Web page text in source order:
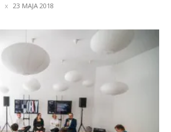
23 MAJA 2018